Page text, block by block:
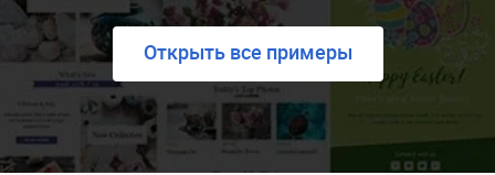
Открыть все примеры